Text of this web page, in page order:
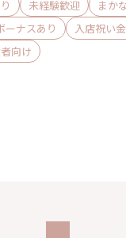
未経験歓迎
まか
ーナスあり
入店祝い
向け